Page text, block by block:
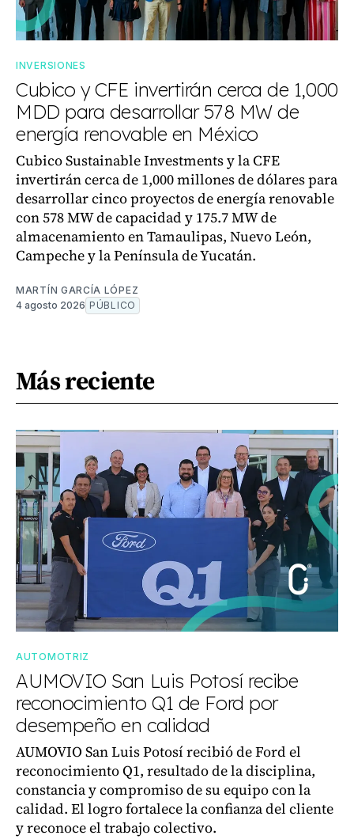
INVERSIONES
Cubico y CFE invertirán cerca de 1,000
MDD para desarrollar 578 MW de
energía renovable en México
Cubico Sustainable Investments y la CFE
invertirán cerca de 1,000 millones de dólares para
desarrollar cinco proyectos de energía renovable
con 578 MW de capacidad y 175.7 MW de
almacenamiento en Tamaulipas, Nuevo León,
Campeche y la Península de Yucatán.
MARTÍN GARCÍA LÓPEZ
4 agosto 2026 PÚBLICO
Más reciente
AUTOMOTRIZ
AUMOVIO San Luis Potosí recibe
reconocimiento Q1 de Ford por
desempeño en calidad
AUMOVIO San Luis Potosí recibió de Ford el
reconocimiento Q1, resultado de la disciplina,
constancia y compromiso de su equipo con la
calidad. El logro fortalece la confianza del cliente
y reconoce el trabajo colectivo.